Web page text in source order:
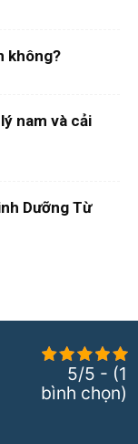
không?
nam và cải
Dưỡng Từ
5/5 - (1
bình chọn)